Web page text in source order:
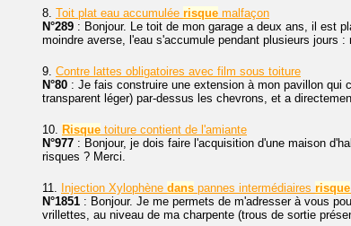
8. Toit plat eau accumulée risque malfaçon
N°289 : Bonjour. Le toit de mon garage a deux ans, il est
moindre averse, l'eau s'accumule pendant plusieurs jours :
9. Contre lattes obligatoires avec film sous toiture
N°80 : Je fais construire une extension à mon pavillon qui
transparent léger) par-dessus les chevrons, et a
10. Risque toiture contient de l'amiante
N°977 : Bonjour, je dois faire l'acquisition d'une maison
risques ? Merci.
11. Injection Xylophène dans pannes intermédiaires risque
N°1851 : Bonjour. Je me permets de m'adresser à vous
vrillettes, au niveau de ma charpente (trous de sortie